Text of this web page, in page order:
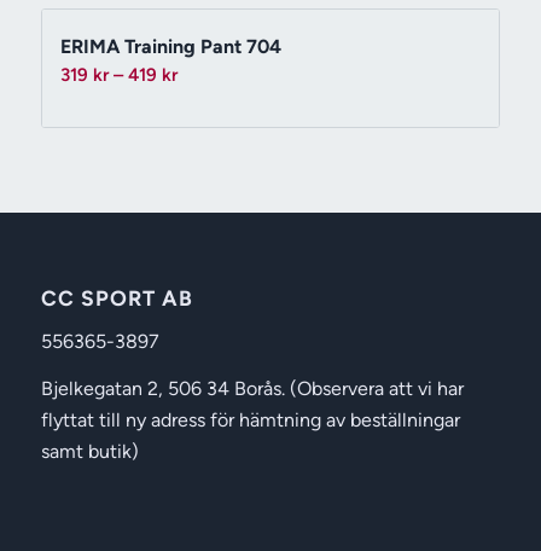
399 kr
ERIMA Training Pant 704
319 kr – 419 krPrisintervall:
till
CC SPORT AB
556365-3897
Bjelkegatan 2, 506 34 Borås. (Observera att vi har
flyttat till ny adress för hämtning av beställningar
samt butik)